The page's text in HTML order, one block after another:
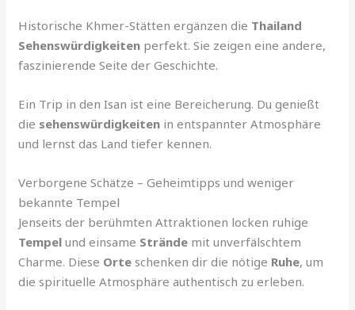
Historische Khmer-Stätten ergänzen die Thailand
Sehenswürdigkeiten perfekt. Sie zeigen eine andere,
faszinierende Seite der Geschichte.
Ein Trip in den Isan ist eine Bereicherung. Du genießt
die sehenswürdigkeiten in entspannter Atmosphäre
und lernst das Land tiefer kennen.
Verborgene Schätze – Geheimtipps und weniger
bekannte Tempel
Jenseits der berühmten Attraktionen locken ruhige
Tempel und einsame Strände mit unverfälschtem
Charme. Diese Orte schenken dir die nötige Ruhe, um
die spirituelle Atmosphäre authentisch zu erleben.